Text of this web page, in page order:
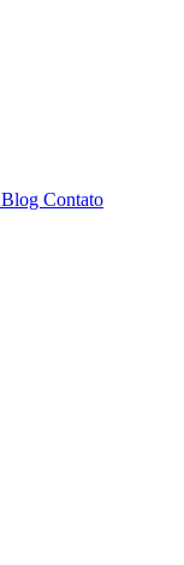
Blog Contato